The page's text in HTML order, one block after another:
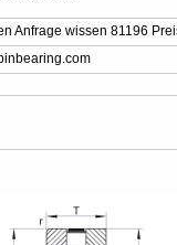
Anfrage wissen 81196